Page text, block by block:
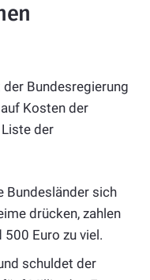
Bundesregierung
auf Kosten der
der
Bundesländer sich
drücken, zahlen
Euro zu viel.
schuldet der